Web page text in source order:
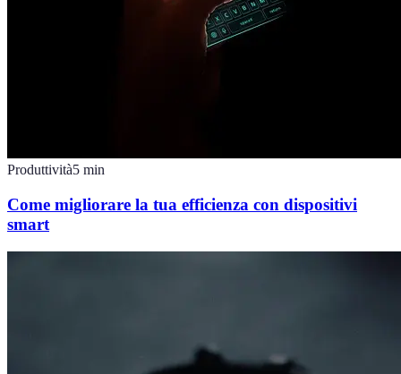
Produttività5 min
Come migliorare la tua efficienza con dispositivi
smart